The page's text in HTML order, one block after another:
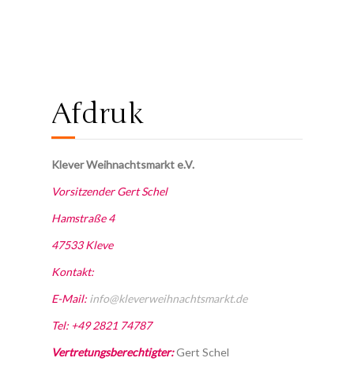
Afdruk
Klever Weihnachtsmarkt e.V.
Vorsitzender Gert Schel
Hamstraße 4
47533 Kleve
Kontakt:
E-Mail: info@kleverweihnachtsmarkt.de
Tel: +49 2821 74787
Vertretungsberechtigter:Gert Schel